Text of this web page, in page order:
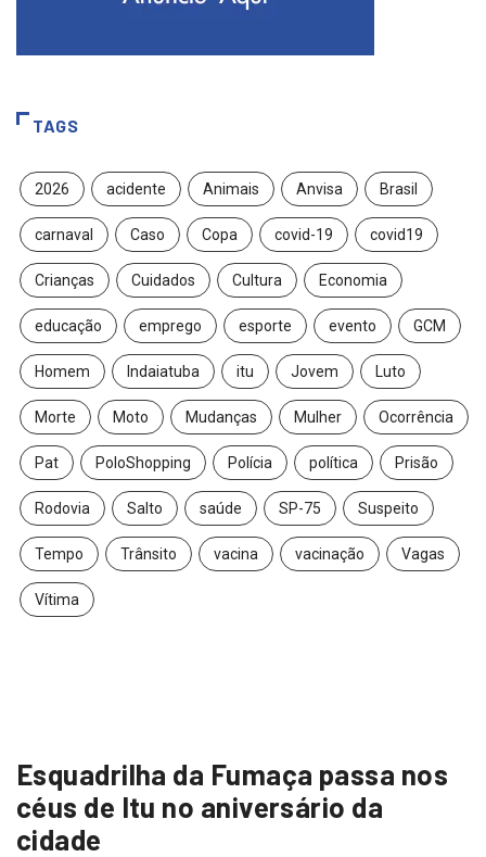
TAGS
2026 acidente Animais Anvisa Brasil
carnaval Caso Copa covid-19 covid19
Crianças Cuidados Cultura Economia
educação emprego esporte evento GCM
Homem Indaiatuba itu Jovem Luto
Morte Moto Mudanças Mulher Ocorrência
Pat PoloShopping Polícia política Prisão
Rodovia Salto saúde SP-75 Suspeito
Tempo Trânsito vacina vacinação Vagas
Vítima
Esquadrilha da Fumaça passa nos
céus de Itu no aniversário da
cidade